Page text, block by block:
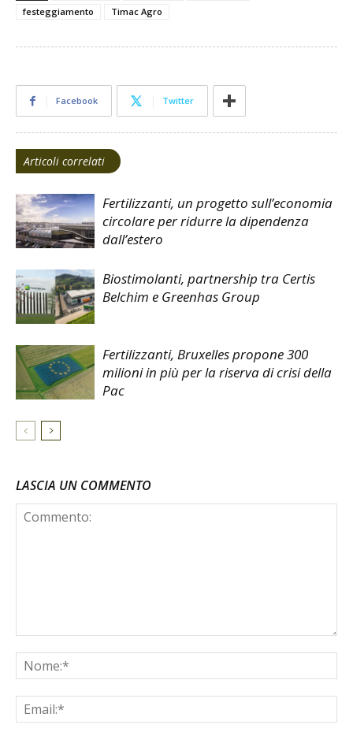
festeggiamento
Timac Agro
Facebook Twitter
Articoli correlati
Fertilizzanti, un progetto sull’economia
circolare per ridurre la dipendenza
dall’estero
Biostimolanti, partnership tra Certis
Belchim e Greenhas Group
Fertilizzanti, Bruxelles propone 300
milioni in più per la riserva di crisi della
Pac
LASCIA UN COMMENTO